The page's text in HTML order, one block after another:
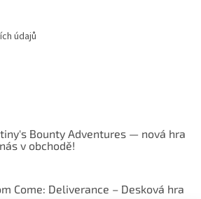
údajů
Bounty Adventures — nová hra
v obchodě!
Come: Deliverance – Desková hra